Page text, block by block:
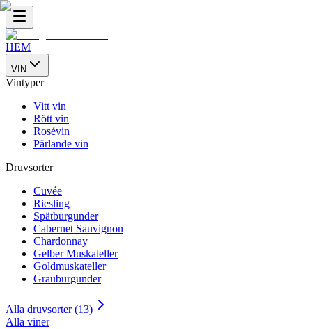
HEM
VIN
Vintyper
Vitt vin
Rött vin
Rosévin
Pärlande vin
Druvsorter
Cuvée
Riesling
Spätburgunder
Cabernet Sauvignon
Chardonnay
Gelber Muskateller
Goldmuskateller
Grauburgunder
Alla druvsorter (13)
Alla viner